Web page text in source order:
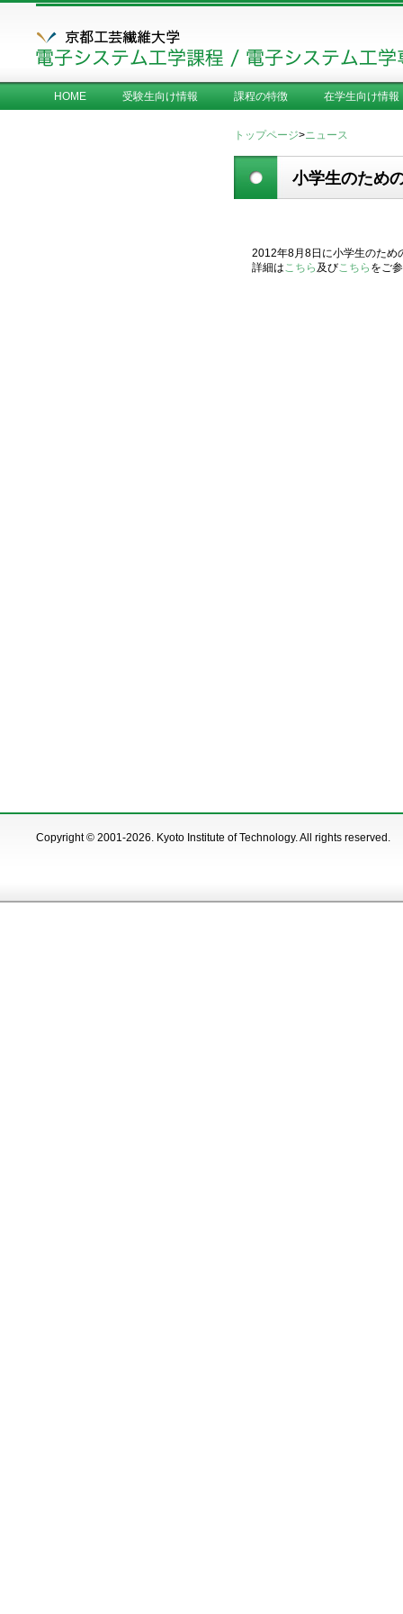
HOME 受験生向け情報 課程の特徴 在学生向け情報
トップページ>ニュース
小学生のため
2012年8月8日に小学生のため
詳細はこちら 及びこちら をご
Copyright © 2001-2026. Kyoto Institute of Technology. All rights reserved.